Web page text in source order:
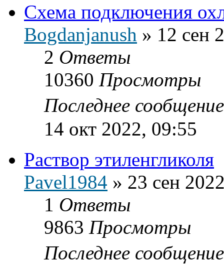
Схема подключения
Bogdanjanush » 12 сен
2 Ответы
10360 Просмотры
Последнее
14 окт 2022, 09:55
Раствор этиленгликоля
Pavel1984 » 23 сен
1 Ответы
9863 Просмотры
Последнее